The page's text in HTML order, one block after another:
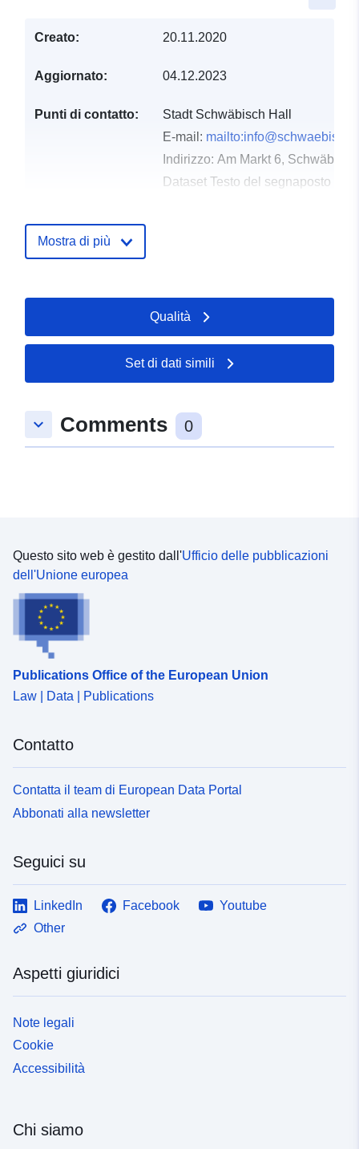
Creato: 20.11.2020
Aggiornato: 04.12.2023
Punti di contatto:
Stadt Schwäbisch Hall
E-mail:
Indirizzo: Am Markt 6,
Dataset Testo del segnaposto
Registro del
catalogo:
Spaziale: Coordinate: [ [ 9.7223279,
49.1099309 ], [ 9.7284552,
49.1099309 ], [ 9.7284552,
49.1059618 ], [ 9.7223279,
uriRef:
http://data.europa.eu/88u/dataset/
Mostra di più
Qualità
Set di dati simili
keyboard_arrow_down Comments 0
Questo sito web è gestito dall'Ufficio delle pubblicazioni
dell'Unione europea
Publications Office of the European Union
Law | Data | Publications
Contatto
Contatta il team di European Data Portal
Abbonati alla newsletter
Seguici su
LinkedIn Facebook
Youtube
Other
Aspetti giuridici
Note legali
Cookie
Accessibilità
Chi siamo